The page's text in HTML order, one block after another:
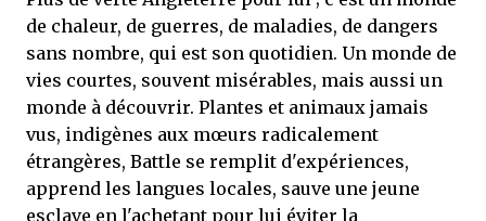
de chaleur, de guerres, de maladies, de dangers
sans nombre, qui est son quotidien. Un monde de
vies courtes, souvent misérables, mais aussi un
monde à découvrir. Plantes et animaux jamais
vus, indigènes aux mœurs radicalement
étrangères, Battle se remplit d'expériences,
apprend les langues locales, sauve une jeune
esclave en l'achetant pour lui éviter la